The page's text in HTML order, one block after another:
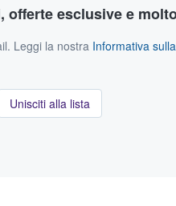
esclusive e
Leggi la nostra Informativa
Unisciti alla lista